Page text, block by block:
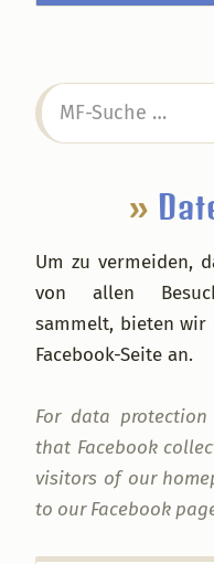
MF-
Suche
»
Um zu vermeiden,
von allen
sammelt, bieten
Facebook-Seite an.
For data
that Facebook
visitors of our
to our Facebook